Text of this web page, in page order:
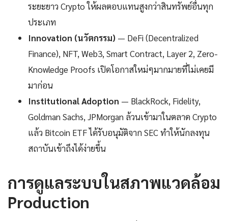
ระยะยาว Crypto ให้ผลตอบแทนสูงกว่าสินทรัพย์อื่นทุก
ประเภท
Innovation (นวัตกรรม) — DeFi (Decentralized
Finance), NFT, Web3, Smart Contract, Layer 2, Zero-
Knowledge Proofs เปิดโอกาสใหม่ๆมากมายที่ไม่เคยมี
มาก่อน
Institutional Adoption — BlackRock, Fidelity,
Goldman Sachs, JPMorgan ล้วนเข้ามาในตลาด Crypto
แล้ว Bitcoin ETF ได้รับอนุมัติจาก SEC ทำให้นักลงทุน
สถาบันเข้าถึงได้ง่ายขึ้น
การดูแลระบบในสภาพแวดล้อม
Production